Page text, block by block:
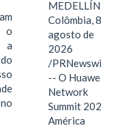
o
a
MEDELLÍN,
Colômbia, 8 de
agosto de
2026
/PRNewswire/
-- O Huawei
Network
Summit 2026
América